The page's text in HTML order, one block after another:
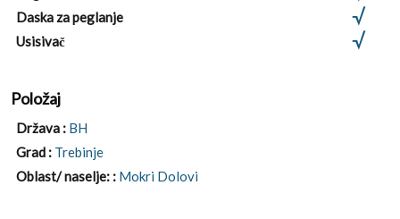
Daska za peglanje
Usisivač
Položaj
Država : BH
Grad : Trebinje
Oblast/ naselje: : Mokri Dolovi